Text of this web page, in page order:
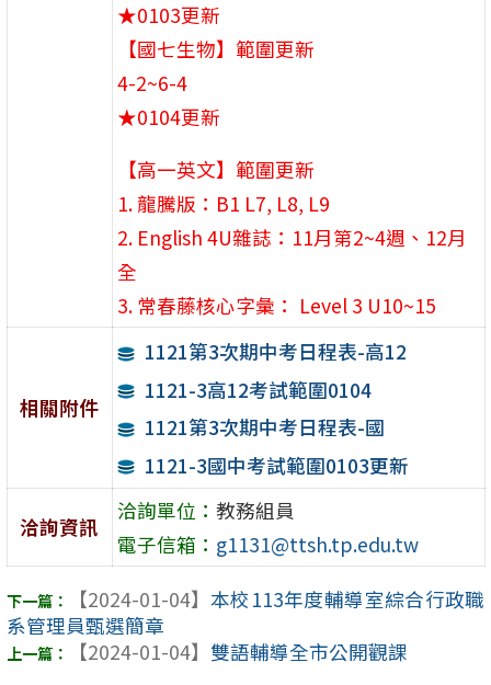
★0103更新
【國七生物】範圍更新
4-2~6-4
★0104更新
【高一英文】範圍更新
1. 龍騰版：B1 L7, L8, L9
2. English 4U雜誌：11月第2~4週、12月
全
3. 常春藤核心字彙： Level 3 U10~15
相關附件
1121第3次期中考日程表-高12
1121-3高12考試範圍0104
1121第3次期中考日程表-國
1121-3國中考試範圍0103更新
洽詢資訊
洽詢單位： 教務組員
電子信箱： g1131@ttsh.tp.edu.tw
【2024-01-04】 本校113年度輔導室綜合行政職
系管理員甄選簡章
【2024-01-04】 雙語輔導全市公開觀課